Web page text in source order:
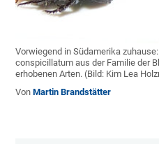
Vorwiegend in Südamerika
conspicillatum aus der Familie der
erhobenen Arten. (Bild: Kim Lea
VonMartin Brandstätter